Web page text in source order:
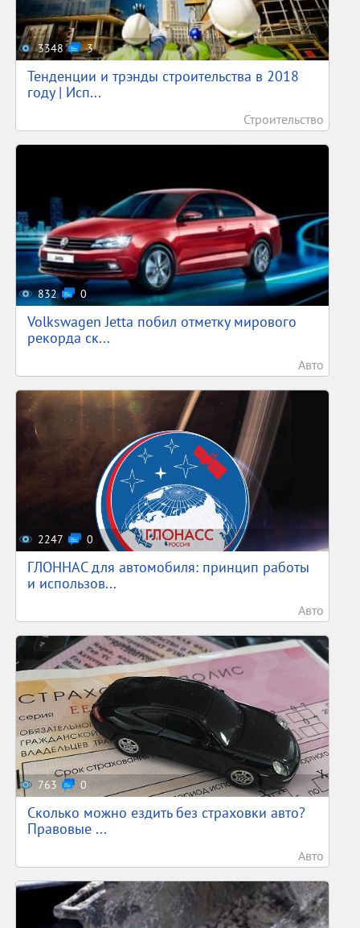
3348 3
Тенденции и трэнды строительства в 2018
году | Исп...
Строительство
832 0
Volkswagen Jetta побил отметку мирового
рекорда ск...
Авто
2247 0
ГЛОННАС для автомобиля: принцип работы
и использов...
Авто
763 0
Сколько можно ездить без страховки авто?
Правовые ...
Авто